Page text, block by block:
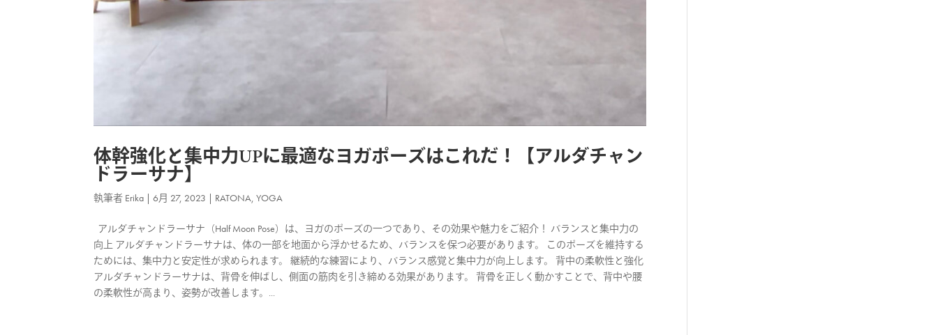
体幹強化と集中力UPに最適なヨガポーズはこれだ！【アルダチャン
ドラーサナ】
執筆者 Erika |6月 27, 2023 | RATONA,YOGA
アルダチャンドラーサナ（Half Moon Pose）は、ヨガのポーズの一つであり、その効果や魅力をご紹介！ バランスと集中力の
向上 アルダチャンドラーサナは、体の一部を地面から浮かせるため、バランスを保つ必要があります。 このポーズを維持する
ためには、集中力と安定性が求められます。 継続的な練習により、バランス感覚と集中力が向上します。 背中の柔軟性と強化
アルダチャンドラーサナは、背骨を伸ばし、側面の筋肉を引き締める効果があります。 背骨を正しく動かすことで、背中や腰
の柔軟性が高まり、姿勢が改善します。...